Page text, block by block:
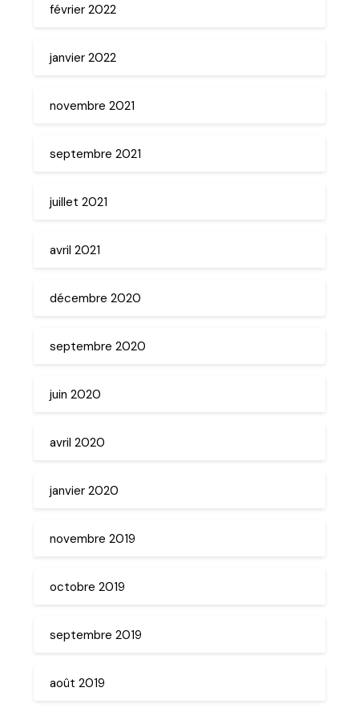
février 2022
janvier 2022
novembre 2021
septembre 2021
juillet 2021
avril 2021
décembre 2020
septembre 2020
juin 2020
avril 2020
janvier 2020
novembre 2019
octobre 2019
septembre 2019
août 2019